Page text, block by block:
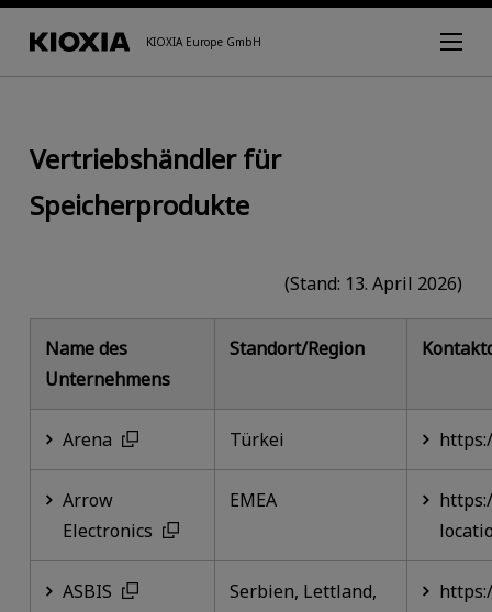
KIOXIA Europe GmbH
Vertriebshändler für
Speicherprodukte
(Stand: 13. April 2026)
Name des
Unternehmens
Standort/Region
Arena Türkei
Arrow
Electronics
EMEA
ASBIS
Serbien, Lettland,